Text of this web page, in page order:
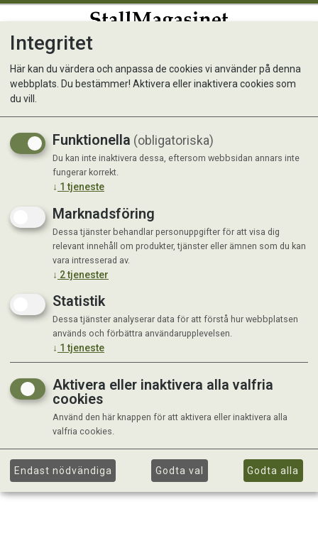
Kunde inte hitta produkten
Integritet
Här kan du värdera och anpassa de cookies vi använder på denna
webbplats. Du bestämmer! Aktivera eller inaktivera cookies som
du vill.
Funktionella (obligatoriska)
Du kan inte inaktivera dessa, eftersom webbsidan annars inte
fungerar korrekt.
↓ 1 tjeneste
Marknadsföring
Dessa tjänster behandlar personuppgifter för att visa dig
relevant innehåll om produkter, tjänster eller ämnen som du kan
vara intresserad av.
↓ 2tjenester
Statistik
Dessa tjänster analyserar data för att förstå hur webbplatsen
används och förbättra användarupplevelsen.
↓ 1 tjeneste
Aktivera eller inaktivera alla valfria
cookies
Använd den här knappen för att aktivera eller inaktivera alla
valfria cookies.
Endast nödvändiga Godta val Godta alla